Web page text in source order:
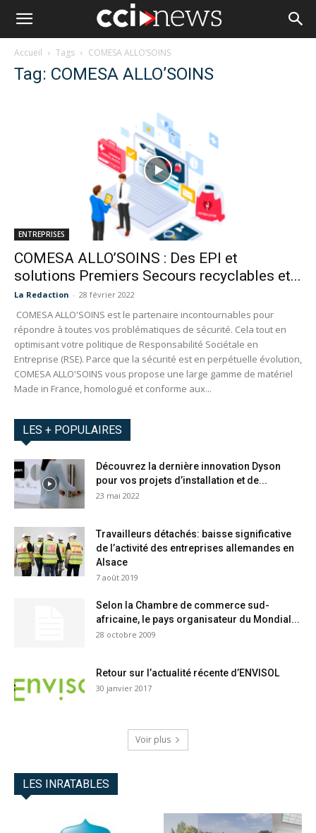
Accueil Tags COMESA ALLO’SOINS
Tag: COMESA ALLO’SOINS
ENTREPRISES
COMESA ALLO’SOINS : Des EPI et
solutions Premiers Secours recyclables et...
La Redaction - 28 février 2022
COMESA ALLO'SOINS est le partenaire incontournables pour
répondre à toutes vos problématiques de sécurité. Cela tout en
optimisant votre politique de Responsabilité Sociétale en
Entreprise (RSE). Parce que la sécurité est en perpétuelle évolution,
COMESA ALLO'SOINS vous propose une large gamme de matériel
Made in France, homologué et conforme aux...
LES + POPULAIRES
Découvrez la dernière innovation Dyson
pour vos projets d’installation et de...
23 mai 2022
Travailleurs détachés: baisse significative
de l’activité des entreprises allemandes en
Alsace
7 août 2019
Selon la Chambre de commerce sud-
africaine, le pays organisateur du Mondial...
28 octobre 2009
Retour sur l’actualité récente d’ENVISOL
30 janvier 2017
Voir plus
LES INRATABLES